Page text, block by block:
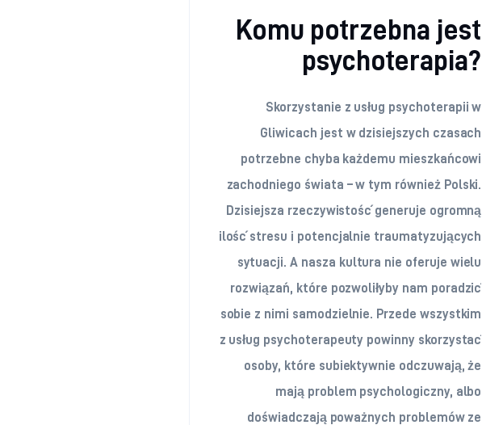
Komu potrzebna jest
psychoterapia?
Skorzystanie z usług psychoterapii w
Gliwicach jest w dzisiejszych czasach
potrzebne chyba każdemu mieszkańcowi
zachodniego świata – w tym również Polski.
Dzisiejsza rzeczywistość generuje ogromną
ilość stresu i potencjalnie traumatyzujących
sytuacji. A nasza kultura nie oferuje wielu
rozwiązań, które pozwoliłyby nam poradzić
sobie z nimi samodzielnie. Przede wszystkim
z usług psychoterapeuty powinny skorzystać
osoby, które subiektywnie odczuwają, że
mają problem psychologiczny, albo
doświadczają poważnych problemów ze